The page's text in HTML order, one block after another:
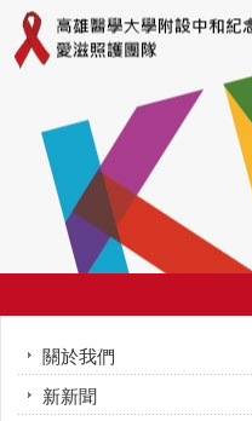
關於我們
新新聞